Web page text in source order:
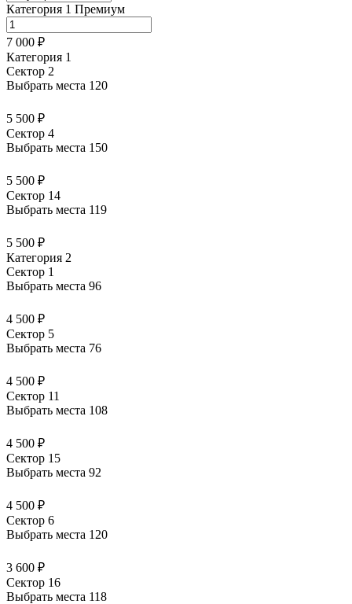
Категория 1 Премиум
7 000 ₽
Категория 1
Сектор 2
Выбрать места 120
5 500 ₽
Сектор 4
Выбрать места 150
5 500 ₽
Сектор 14
Выбрать места 119
5 500 ₽
Категория 2
Сектор 1
Выбрать места 96
4 500 ₽
Сектор 5
Выбрать места 76
4 500 ₽
Сектор 11
Выбрать места 108
4 500 ₽
Сектор 15
Выбрать места 92
4 500 ₽
Сектор 6
Выбрать места 120
3 600 ₽
Сектор 16
Выбрать места 118